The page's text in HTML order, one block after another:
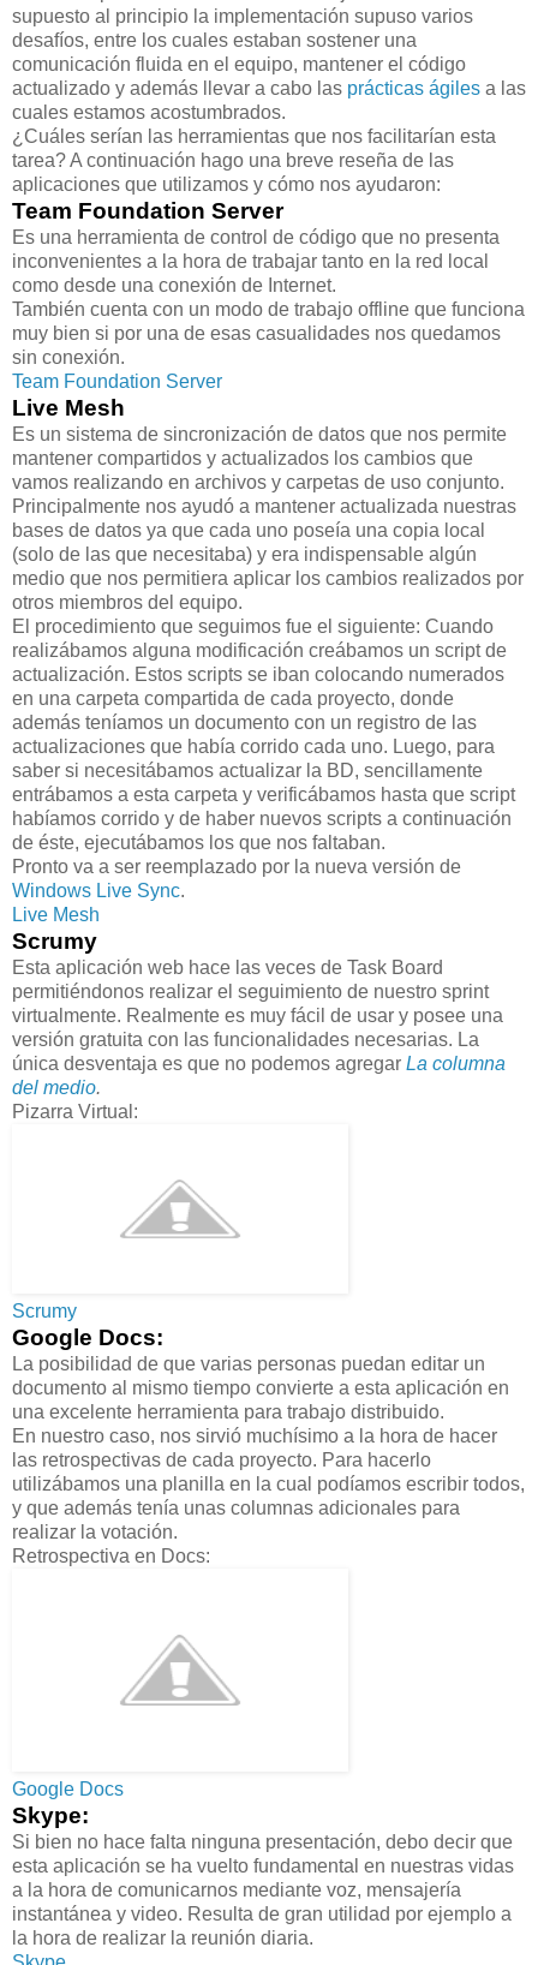
supuesto al principio la implementación supuso varios
desafíos, entre los cuales estaban sostener una
comunicación fluida en el equipo, mantener el código
actualizado y además llevar a cabo las prácticas ágiles a las
cuales estamos acostumbrados.
¿Cuáles serían las herramientas que nos facilitarían esta
tarea? A continuación hago una breve reseña de las
aplicaciones que utilizamos y cómo nos ayudaron:
Team Foundation Server
Es una herramienta de control de código que no presenta
inconvenientes a la hora de trabajar tanto en la red local
como desde una conexión de Internet.
También cuenta con un modo de trabajo offline que funciona
muy bien si por una de esas casualidades nos quedamos
sin conexión.
Team Foundation Server
Live Mesh
Es un sistema de sincronización de datos que nos permite
mantener compartidos y actualizados los cambios que
vamos realizando en archivos y carpetas de uso conjunto.
Principalmente nos ayudó a mantener actualizada nuestras
bases de datos ya que cada uno poseía una copia local
(solo de las que necesitaba) y era indispensable algún
medio que nos permitiera aplicar los cambios realizados por
otros miembros del equipo.
El procedimiento que seguimos fue el siguiente: Cuando
realizábamos alguna modificación creábamos un script de
actualización. Estos scripts se iban colocando numerados
en una carpeta compartida de cada proyecto, donde
además teníamos un documento con un registro de las
actualizaciones que había corrido cada uno. Luego, para
saber si necesitábamos actualizar la BD, sencillamente
entrábamos a esta carpeta y verificábamos hasta que script
habíamos corrido y de haber nuevos scripts a continuación
de éste, ejecutábamos los que nos faltaban.
Pronto va a ser reemplazado por la nueva versión de
Windows Live Sync.
Live Mesh
Scrumy
Esta aplicación web hace las veces de Task Board
permitiéndonos realizar el seguimiento de nuestro sprint
virtualmente. Realmente es muy fácil de usar y posee una
versión gratuita con las funcionalidades necesarias. La
única desventaja es que no podemos agregar La columna
del medio.
Pizarra Virtual:
Scrumy
Google Docs:
La posibilidad de que varias personas puedan editar un
documento al mismo tiempo convierte a esta aplicación en
una excelente herramienta para trabajo distribuido.
En nuestro caso, nos sirvió muchísimo a la hora de hacer
las retrospectivas de cada proyecto. Para hacerlo
utilizábamos una planilla en la cual podíamos escribir todos,
y que además tenía unas columnas adicionales para
realizar la votación.
Retrospectiva en Docs:
Google Docs
Skype:
Si bien no hace falta ninguna presentación, debo decir que
esta aplicación se ha vuelto fundamental en nuestras vidas
a la hora de comunicarnos mediante voz, mensajería
instantánea y video. Resulta de gran utilidad por ejemplo a
la hora de realizar la reunión diaria.